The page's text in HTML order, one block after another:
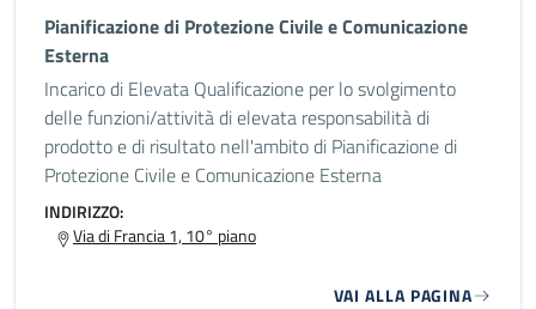
Pianificazione di Protezione Civile e Comunicazione
Esterna
Incarico di Elevata Qualificazione per lo svolgimento
delle funzioni/attività di elevata responsabilità di
prodotto e di risultato nell'ambito di Pianificazione di
Protezione Civile e Comunicazione Esterna
INDIRIZZO:
Via di Francia 1, 10° piano
VAI ALLA PAGINA